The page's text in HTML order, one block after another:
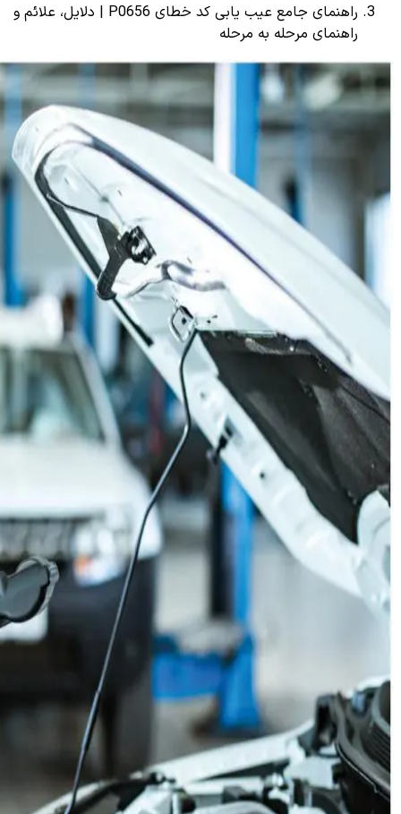
راهنمای جامع عیب یابی کد خطای P0656 | دلایل، علائم و
راهنمای مرحله به مرحله